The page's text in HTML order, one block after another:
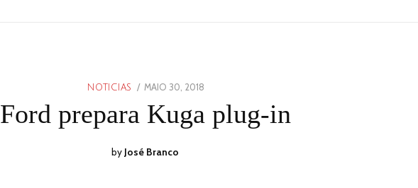
NOTICIAS
POSTED
ON
MAIO 30, 2018
2018
Ford prepara Kuga plug-in
by José Branco